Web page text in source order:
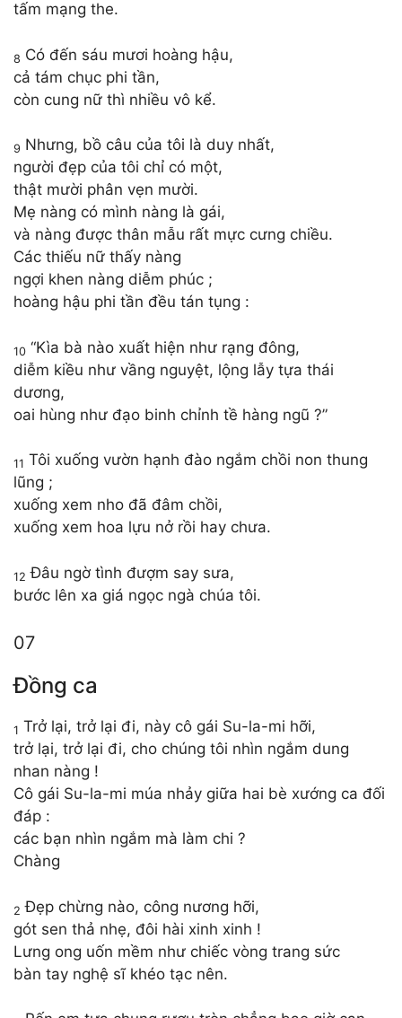
tấm mạng the.
8 Có đến sáu mươi hoàng hậu,
cả tám chục phi tần,
còn cung nữ thì nhiều vô kể.
9 Nhưng, bồ câu của tôi là duy nhất,
người đẹp của tôi chỉ có một,
thật mười phân vẹn mười.
Mẹ nàng có mình nàng là gái,
và nàng được thân mẫu rất mực cưng chiều.
Các thiếu nữ thấy nàng
ngợi khen nàng diễm phúc ;
hoàng hậu phi tần đều tán tụng :
10 “Kìa bà nào xuất hiện như rạng đông,
diễm kiều như vầng nguyệt, lộng lẫy tựa thái
dương,
oai hùng như đạo binh chỉnh tề hàng ngũ ?”
11 Tôi xuống vườn hạnh đào ngắm chồi non thung
lũng ;
xuống xem nho đã đâm chồi,
xuống xem hoa lựu nở rồi hay chưa.
12 Đâu ngờ tình đượm say sưa,
bước lên xa giá ngọc ngà chúa tôi.
07
Đồng ca
1 Trở lại, trở lại đi, này cô gái Su-la-mi hỡi,
trở lại, trở lại đi, cho chúng tôi nhìn ngắm dung
nhan nàng !
Cô gái Su-la-mi múa nhảy giữa hai bè xướng ca đối
đáp :
các bạn nhìn ngắm mà làm chi ?
Chàng
2 Đẹp chừng nào, công nương hỡi,
gót sen thả nhẹ, đôi hài xinh xinh !
Lưng ong uốn mềm như chiếc vòng trang sức
bàn tay nghệ sĩ khéo tạc nên.